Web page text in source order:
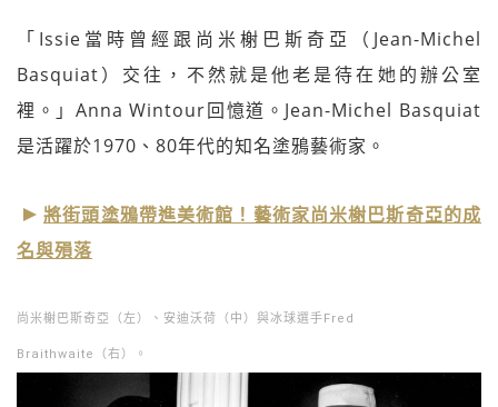
「Issie當時曾經跟尚米榭巴斯奇亞（Jean-Michel
Basquiat）交往，不然就是他老是待在她的辦公室
裡。」Anna Wintour回憶道。Jean-Michel Basquiat
是活躍於1970、80年代的知名塗鴉藝術家。
將街頭塗鴉帶進美術館！藝術家尚米榭巴斯奇亞的成
名與殞落
尚米榭巴斯奇亞（左）、安迪沃荷（中）與冰球選手Fred
Braithwaite（右）。